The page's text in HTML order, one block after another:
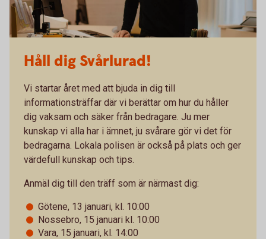
Håll dig Svårlurad!
Vi startar året med att bjuda in dig till
informationsträffar där vi berättar om hur du håller
dig vaksam och säker från bedragare. Ju mer
kunskap vi alla har i ämnet, ju svårare gör vi det för
bedragarna. Lokala polisen är också på plats och ger
värdefull kunskap och tips.
Anmäl dig till den träff som är närmast dig:
Götene, 13 januari, kl. 10:00
Nossebro, 15 januari kl. 10:00
Vara, 15 januari, kl. 14:00